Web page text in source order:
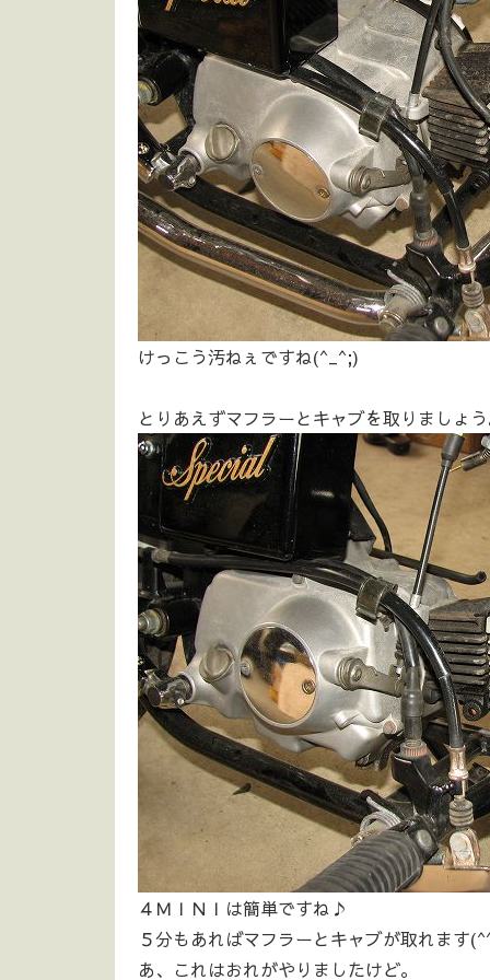
けっこう汚ねぇですね(^_^;)
とりあえずマフラーとキャブを取りましょ
４ＭＩＮＩは簡単ですね♪
５分もあればマフラーとキャブが取れます
あ、これはおれがやりましたけど。